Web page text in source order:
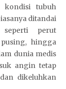
kondisi tubuh
ditandai
perut
hingga
dunia medis
angin tetap
dikeluhkan